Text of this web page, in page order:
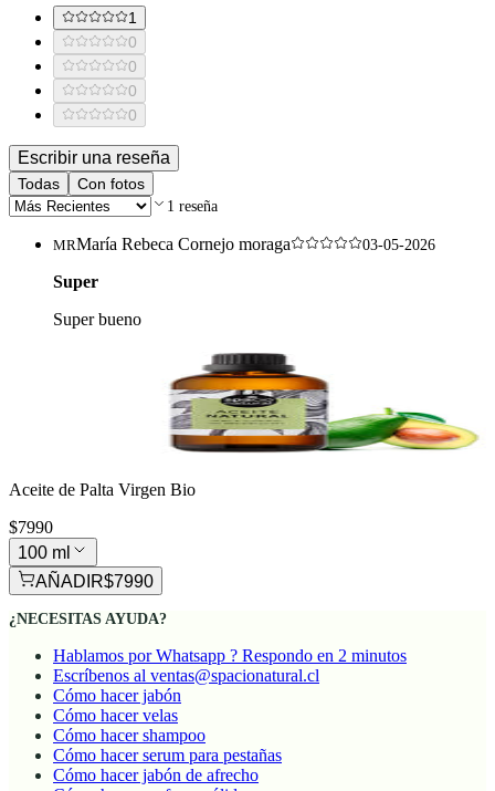
1
0
0
0
0
Escribir una reseña
Todas Con fotos
1 reseña
MRMaría Rebeca Cornejo moraga 03-05-2026
Super
Super bueno
Aceite de Palta Virgen Bio
$7990
100 ml
AÑADIR$7990
¿NECESITAS AYUDA?
Hablamos por Whatsapp ? Respondo en 2 minutos
Escríbenos al ventas@spacionatural.cl
Cómo hacer jabón
Cómo hacer velas
Cómo hacer shampoo
Cómo hacer serum para pestañas
Cómo hacer jabón de afrecho